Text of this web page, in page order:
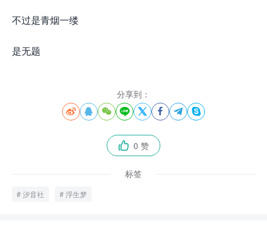
不过是青烟一缕
是无题
分享到：
       
 0 赞
标签
汐音社 浮生梦